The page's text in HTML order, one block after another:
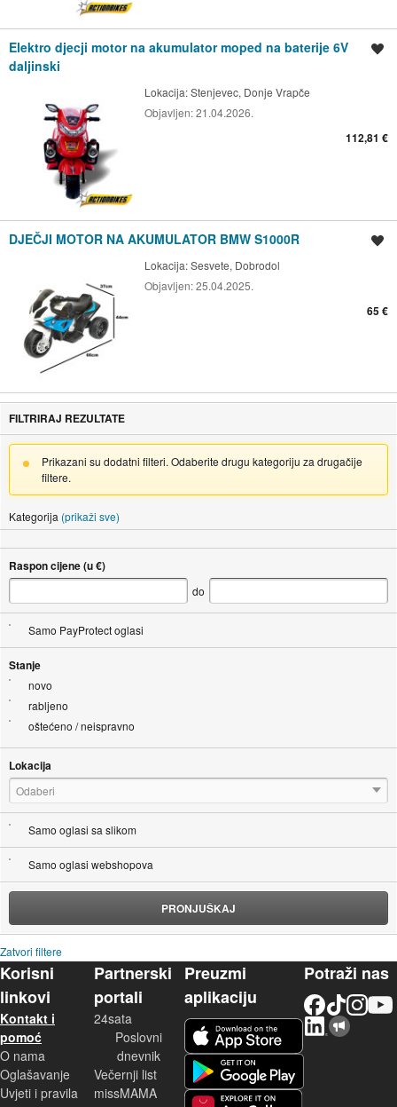
Elektro djecji motor na akumulator moped na baterije 6V
daljinski
Lokacija:Stenjevec, Donje Vrapče
Objavljen:21.04.2026.
112,81 €
DJEČJI MOTOR NA AKUMULATOR BMW S1000R
Lokacija:Sesvete, Dobrodol
Objavljen:25.04.2025.
65 €
FILTRIRAJ REZULTATE
Prikazani su dodatni filteri. Odaberite drugu kategoriju za drugačije
filtere.
Kategorija (prikaži sve)
Raspon cijene (u €)
do
Samo PayProtect oglasi
Stanje
novo
rabljeno
oštećeno / neispravno
Lokacija
Odaberi
Samo oglasi sa slikom
Samo oglasi webshopova
PRONJUŠKAJ
Zatvori filtere
Korisni
linkovi
Kontakt i
pomoć
O nama
Oglašavanje
Uvjeti i pravila
Partnerski
portali
24sata
Poslovni
dnevnik
Večernji list
missMAMA
Preuzmi
aplikaciju
Potraži nas